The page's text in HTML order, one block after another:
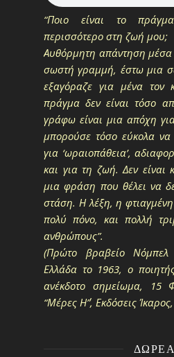
“Ποιο είναι το
περισσότερο στη ζωή μου;
Αυθόρμητη απάντηση
σωστή γραμμή, έστω μια
εξαγόραζε για μένα
πράγμα δεν είναι τόσο
γράφω είναι μια απόχη
μπορούσε τόσο εύκολα να
για ‘ωραιοπάθεια’,
και για τη ζωή. Δεν είναι
μια φράση που θέλει να
στάση. Η λέξη, η
πολύ πόνο, και πολλή
ανθρώπους”.
(Πρώτο βραβείο
Ελλάδα το 1963, ο
ανέκδοτο σημείωμα, 15
“Μέρες Η΄”, Εκδόσεις
ΔΩΡΕΆ